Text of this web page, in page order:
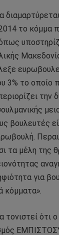
το κόμμα
3% το
την
βουλευτές
τα μέλη της
για
κόμματα».
τονιστεί ότι